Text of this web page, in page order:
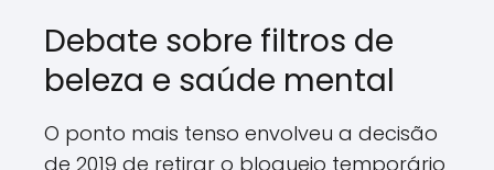
Debate sobre filtros de
beleza e saúde mental
O ponto mais tenso envolveu a decisão
de 2019 de retirar o bloqueio temporário